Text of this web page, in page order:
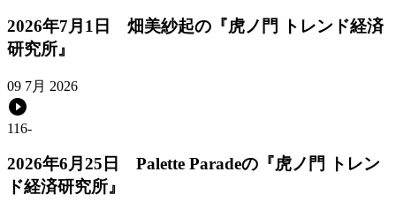
2026年7月1日 畑美紗起の『虎ノ門 トレンド経済
研究所』
09 7月 2026
116-
2026年6月25日 Palette Paradeの『虎ノ門 トレン
ド経済研究所』